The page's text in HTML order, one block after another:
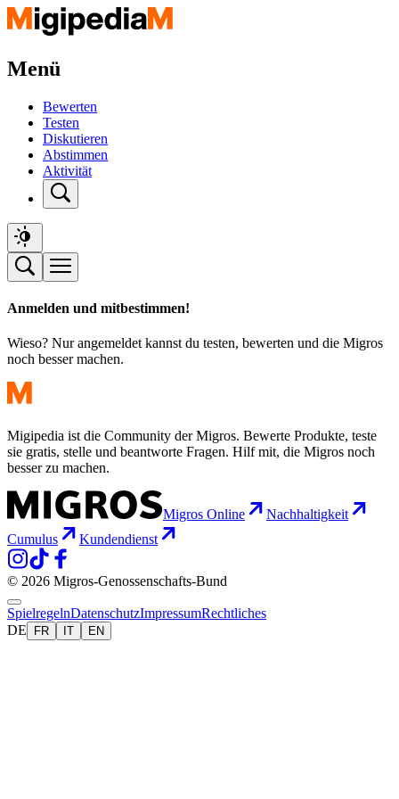
Menü
Bewerten
Testen
Diskutieren
Abstimmen
Aktivität
Anmelden und mitbestimmen!
Wieso? Nur angemeldet kannst du testen, bewerten und die Migros
noch besser machen.
Migipedia ist die Community der Migros. Bewerte Produkte, teste
sie gratis, stelle und beantworte Fragen. Hilf mit, die Migros noch
besser zu machen.
Migros Online
Nachhaltigkeit
Cumulus
Kundendienst
© 2026 Migros-Genossenschafts-Bund
SpielregelnDatenschutzImpressumRechtliches
DE
FR IT EN